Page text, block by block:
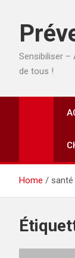
Sensibiliser –
de tous !
Home